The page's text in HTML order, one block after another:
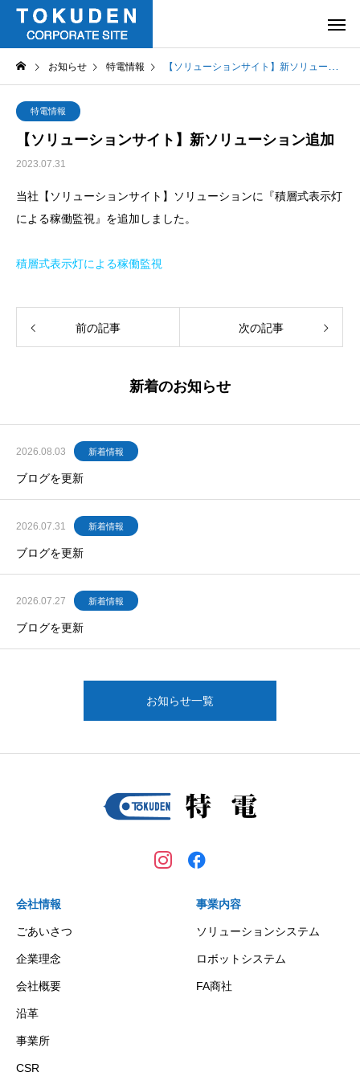
お知らせ 特電情報 【ソリューションサイト】新ソリューション追加
特電情報
【ソリューションサイト】新ソリューション追加
2023.07.31
当社【ソリューションサイト】ソリューションに『積層式表示灯
による稼働監視』を追加しました。
積層式表示灯による稼働監視
前の記事 次の記事
新着のお知らせ
2026.08.03 新着情報
ブログを更新
2026.07.31 新着情報
ブログを更新
2026.07.27 新着情報
ブログを更新
お知らせ一覧
会社情報
ごあいさつ
企業理念
会社概要
沿革
事業所
CSR
事業内容
ソリューションシステム
ロボットシステム
FA商社